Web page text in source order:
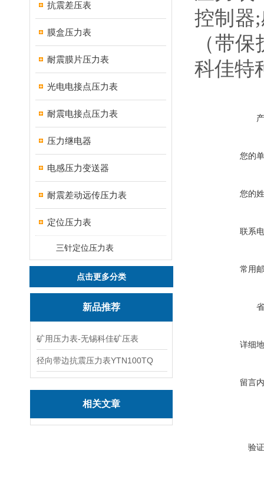
抗震差压表
膜盒压力表
耐震膜片压力表
光电电接点压力表
耐震电接点压力表
压力继电器
电感压力变送器
耐震差动远传压力表
定位压力表
三针定位压力表
点击更多分类
新品推荐
矿用压力表-无锡科佳矿压表
径向带边抗震压力表YTN100TQ
相关文章
控制器
（带
科佳特
您的
您的
联系
常用
详细
留言
验